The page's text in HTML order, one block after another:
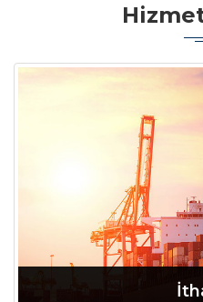
Tamamını Oku